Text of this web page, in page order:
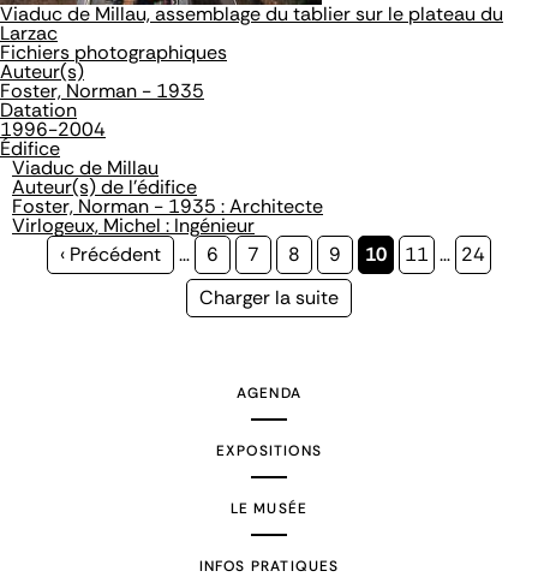
Viaduc de Millau, assemblage du tablier sur le plateau du
Larzac
Fichiers photographiques
Auteur(s)
Foster, Norman - 1935
Datation
1996-2004
Édifice
Viaduc de Millau
Auteur(s) de l'édifice
Foster, Norman - 1935 : Architecte
Virlogeux, Michel : Ingénieur
Page
‹ Précédent … Page
6 Page
7 Page
8 Page
9
Page
10 Page
11 … Page
24
Page
Charger la suite
AGENDA
EXPOSITIONS
LE MUSÉE
INFOS PRATIQUES